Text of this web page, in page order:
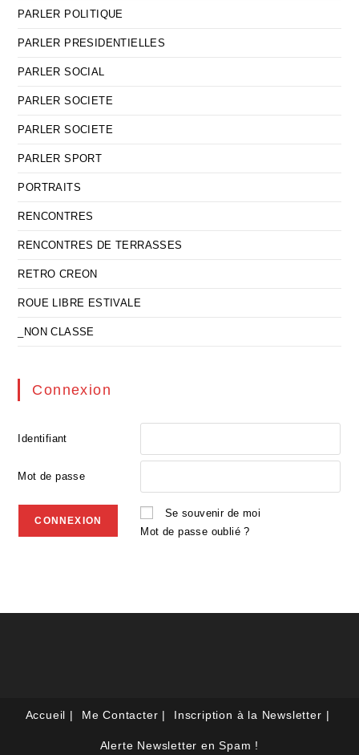
PARLER POLITIQUE
PARLER PRESIDENTIELLES
PARLER SOCIAL
PARLER SOCIETE
PARLER SOCIETE
PARLER SPORT
PORTRAITS
RENCONTRES
RENCONTRES DE TERRASSES
RETRO CREON
ROUE LIBRE ESTIVALE
_NON CLASSE
Connexion
Identifiant
Mot de passe
Se souvenir de moi
Mot de passe oublié ?
Accueil Me Contacter Inscription à la Newsletter
Alerte Newsletter en Spam !